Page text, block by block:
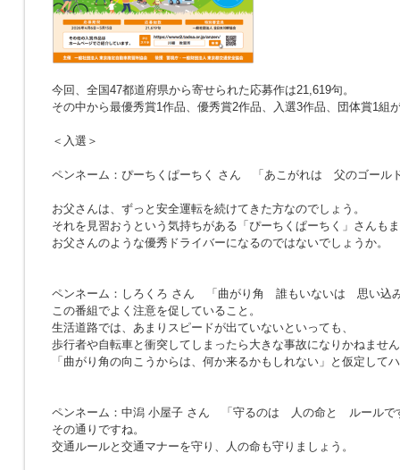
今回、全国47都道府県から寄せられた応募作は21,619句。
その中から最優秀賞1作品、優秀賞2作品、入選3作品、団体賞1組
＜入選＞
ペンネーム：ぴーちくぱーちく さん 「あこがれは 父のゴール
お父さんは、ずっと安全運転を続けてきた方なのでしょう。
それを見習おうという気持ちがある「ぴーちくぱーちく」さんも
お父さんのような優秀ドライバーになるのではないでしょうか。
ペンネーム：しろくろ さん
「曲がり角 誰もいないは 思い込
この番組でよく注意を促していること。
生活道路では、あまりスピードが出ていないといっても、
歩行者や自転車と衝突してしまったら大きな事故になりかねませ
「曲がり角の向こうからは、何か来るかもしれない」と仮定して
ペンネーム：中潟 小屋子 さん 「 守るのは 人の命と ルールで
その通りですね。
交通ルールと交通マナーを守り、人の命も守りましょう。